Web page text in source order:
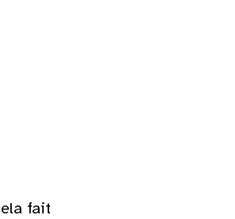
fait